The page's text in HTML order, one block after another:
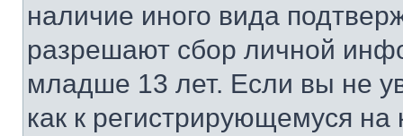
наличие иного вида
разрешают сбор личной
младше 13 лет. Если вы не
как к регистрирующемуся